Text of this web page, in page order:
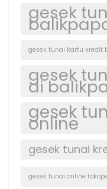
gesek
gesek tunai kartu kredit
gesek
di
gesek
online
gesek tunai
gesek tunai online